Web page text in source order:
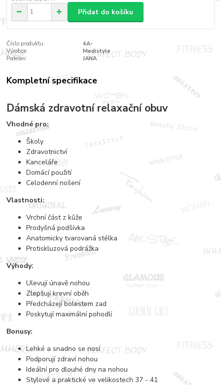
Přidat do košíku
Číslo produktu:
4A-
Výrobce:
Medistyle
Podešev:
JANA
Kompletní specifikace
Dámská zdravotní relaxační obuv
Vhodné pro:
Školy
Zdravotnictví
Kanceláře
Domácí použití
Celodenní nošení
Vlastnosti:
Vrchní část z kůže
Prodyšná podšívka
Anatomicky tvarovaná stélka
Protiskluzová podrážka
Výhody:
Ulevují únavě nohou
Zlepšují krevní oběh
Předcházejí bolestem zad
Poskytují maximální pohodlí
Bonusy:
Lehké a snadno se nosí
Podporují zdraví nohou
Ideální pro dlouhé dny na nohou
Stylové a praktické ve velikostech 37 - 41